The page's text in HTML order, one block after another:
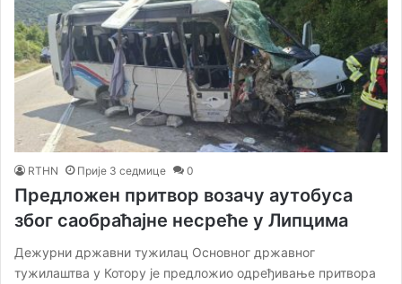
RTHN Прије 3 седмице 0
Предложен притвор возачу аутобуса
због саобраћајне несреће у Липцима
Дежурни државни тужилац Основног државног
тужилаштва у Котору је предложио одређивање притвора